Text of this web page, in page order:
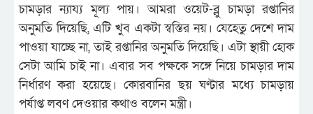
চামড়ার ন্যায্য মূল্য পায়। আমরা ওয়েট-ব্লু চামড়া রপ্তানির
অনুমতি দিয়েছি, এটি খুব একটা স্বস্তির নয়। যেহেতু দেশে দাম
পাওয়া যাচ্ছে না, তাই রপ্তানির অনুমতি দিয়েছি। এটা স্থায়ী হোক
সেটা আমি চাই না। এবার সব পক্ষকে সঙ্গে নিয়ে চামড়ার দাম
নির্ধারণ করা হয়েছে। কোরবানির ছয় ঘণ্টার মধ্যে চামড়ায়
পর্যাপ্ত লবণ দেওয়ার কথাও বলেন মন্ত্রী।